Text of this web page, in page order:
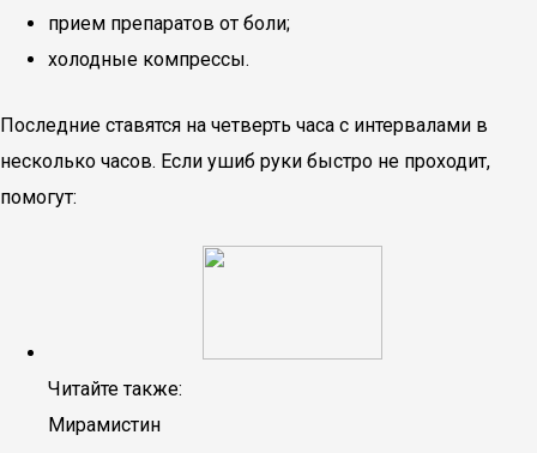
прием препаратов от боли;
холодные компрессы.
Последние ставятся на четверть часа с интервалами в
несколько часов. Если ушиб руки быстро не проходит,
помогут:
Читайте также:
Мирамистин